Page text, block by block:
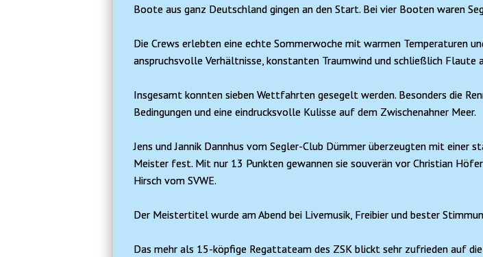
Boote aus ganz Deutschland gingen an den Start. Bei vier Booten waren
Die Crews erlebten eine echte Sommerwoche mit warmen Temperaturen
anspruchsvolle Verhältnisse, konstanten Traumwind und schließlich
Insgesamt konnten sieben Wettfahrten gesegelt werden. Besonders die
Bedingungen und eine eindrucksvolle Kulisse auf dem Zwischenahner Meer.
Jens und Jannik Dannhus vom Segler-Club Dümmer überzeugten mit einer
Meister fest. Mit nur 13 Punkten gewannen sie souverän vor Christian
Hirsch vom SVWE.
Der Meistertitel wurde am Abend bei Livemusik, Freibier und bester
Das mehr als 15-köpfige Regattateam des ZSK blickt sehr zufrieden auf